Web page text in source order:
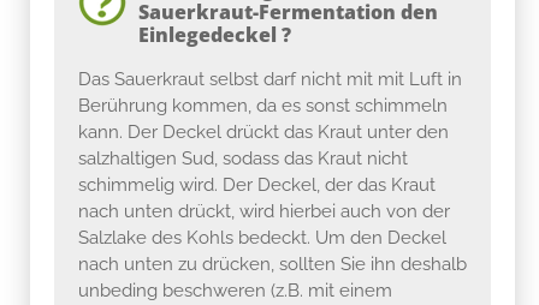
Sauerkraut-Fermentation den
Einlegedeckel ?
Das Sauerkraut selbst darf nicht mit mit Luft in
Berührung kommen, da es sonst schimmeln
kann. Der Deckel drückt das Kraut unter den
salzhaltigen Sud, sodass das Kraut nicht
schimmelig wird. Der Deckel, der das Kraut
nach unten drückt, wird hierbei auch von der
Salzlake des Kohls bedeckt. Um den Deckel
nach unten zu drücken, sollten Sie ihn deshalb
unbeding beschweren (z.B. mit einem